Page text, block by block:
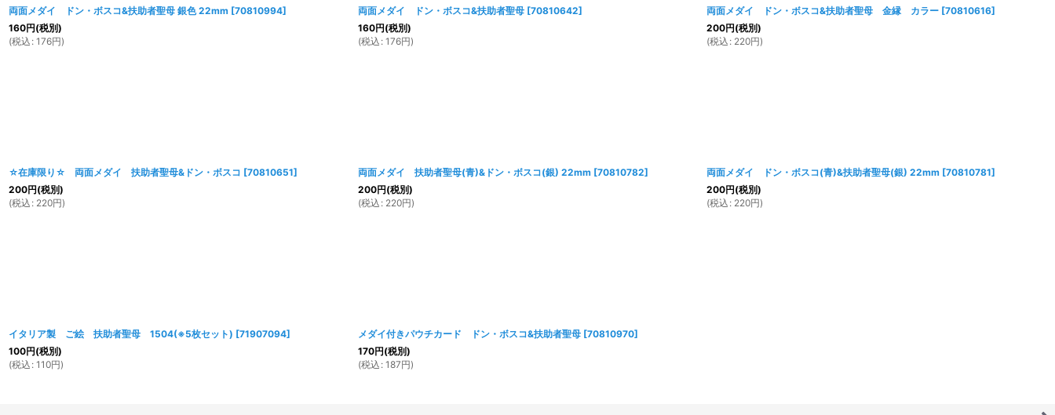
両面メダイ ドン・ボスコ&扶助者聖母 銀色 22mm [70810994]
160円(税別)
(税込 : 176円)
両面メダイ ドン・ボスコ&扶助者聖母 [70810642]
160円(税別)
(税込 : 176円)
両面メダイ ドン・ボスコ&扶助者聖母 金縁 カラー [70810616]
200円(税別)
(税込 : 220円)
☆在庫限り☆ 両面メダイ 扶助者聖母&ドン・ボスコ [70810651]
200円(税別)
(税込 : 220円)
両面メダイ 扶助者聖母(青)&ドン・ボスコ(銀) 22mm [70810782]
200円(税別)
(税込 : 220円)
両面メダイ ドン・ボスコ(青)&扶助者聖母(銀) 22mm [70810781]
200円(税別)
(税込 : 220円)
イタリア製 ご絵 扶助者聖母 1504(※5枚セット) [71907094]
100円(税別)
(税込 : 110円)
メダイ付きパウチカード ドン・ボスコ&扶助者聖母 [70810970]
170円(税別)
(税込 : 187円)